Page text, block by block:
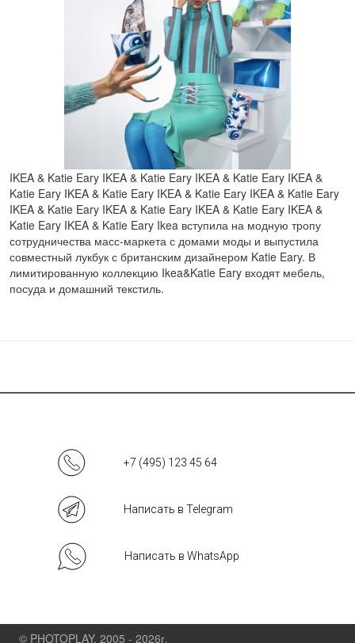
IKEA & Katie Eary IKEA & Katie Eary IKEA & Katie Eary IKEA &
Katie Eary IKEA & Katie Eary IKEA & Katie Eary IKEA & Katie Eary
IKEA & Katie Eary IKEA & Katie Eary IKEA & Katie Eary IKEA &
Katie Eary IKEA & Katie Eary Ikea вступила на модную тропу
сотрудничества масс-маркета с домами моды и выпустила
совместный лукбук с британским дизайнером Katie Eary. В
лимитированную коллекцию Ikea&Katie Eary входят мебель,
посуда и домашний текстиль.
+7 (495) 123 45 64
Написать в Telegram
Написать в WhatsApp
© PHOTOPLAY, 2005 - 2026г.